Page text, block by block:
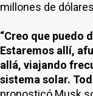
millones de
“Creo que puedo
Estaremos allí,
allá, viajando
sistema solar.